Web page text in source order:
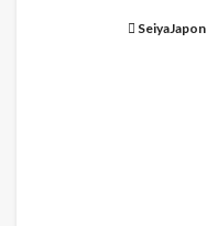
SeiyaJapon